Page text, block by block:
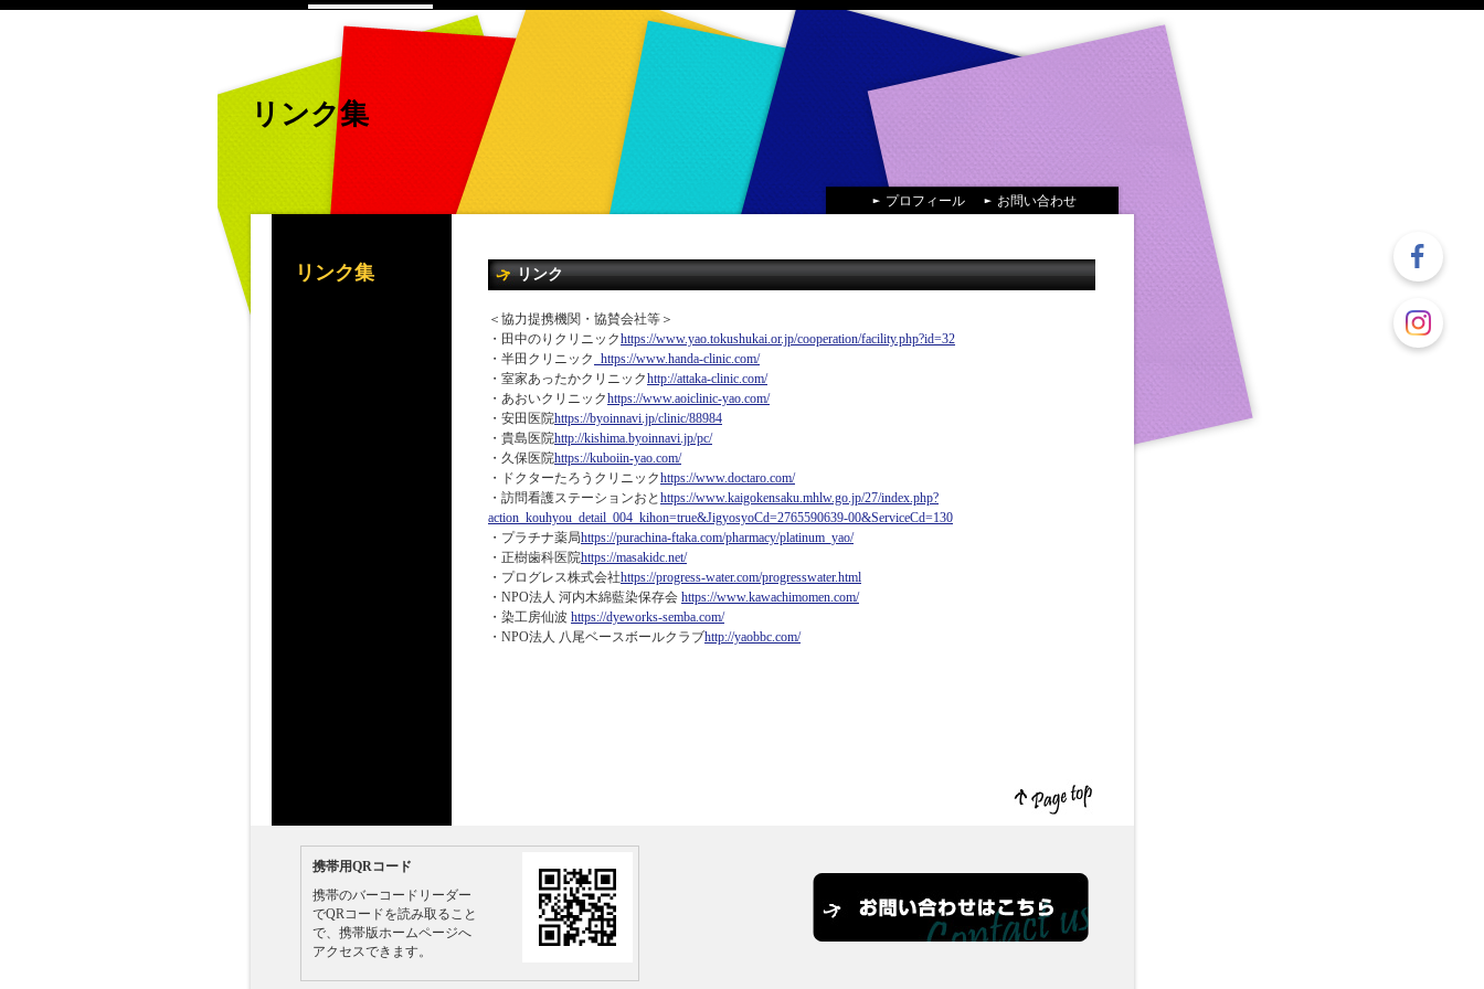
リンク集
プロフィール お問い合わせ
リンク集 リンク
＜協力提携機関・協賛会社等＞
・田中のりクリニックhttps://www.yao.tokushukai.or.jp/cooperation/facility.php?id=32
・半田クリニック https://www.handa-clinic.com/
・室家あったかクリニックhttp://attaka-clinic.com/
・あおいクリニックhttps://www.aoiclinic-yao.com/
・安田医院https://byoinnavi.jp/clinic/88984
・貴島医院http://kishima.byoinnavi.jp/pc/
・久保医院https://kuboiin-yao.com/
・ドクターたろうクリニックhttps://www.doctaro.com/
・訪問看護ステーションおと https://www.kaigokensaku.mhlw.go.jp/27/index.php?
action_kouhyou_detail_004_kihon=true&JigyosyoCd=2765590639-00&ServiceCd=130
・プラチナ薬局https://purachina-ftaka.com/pharmacy/platinum_yao/
・正樹歯科医院https://masakidc.net/
・プログレス株式会社https://progress-water.com/progresswater.html
・NPO法人 河内木綿藍染保存会 https://www.kawachimomen.com/
・染工房仙波 https://dyeworks-semba.com/
・NPO法人 八尾ベースボールクラブhttp://yaobbc.com/
携帯用QRコード
携帯のバーコードリーダー
でQRコードを読み取ること
で、携帯版ホームページへ
アクセスできます。